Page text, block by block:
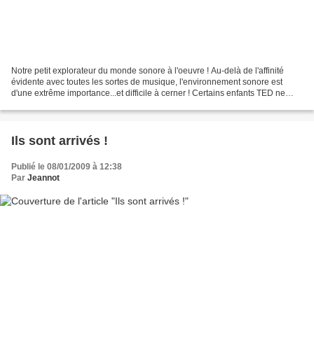
Notre petit explorateur du monde sonore à l'oeuvre ! Au-delà de l'affinité
évidente avec toutes les sortes de musique, l'environnement sonore est
d'une extrême importance...et difficile à cerner ! Certains enfants TED ne
Ils sont arrivés !
Publié le 08/01/2009 à 12:38
Par Jeannot